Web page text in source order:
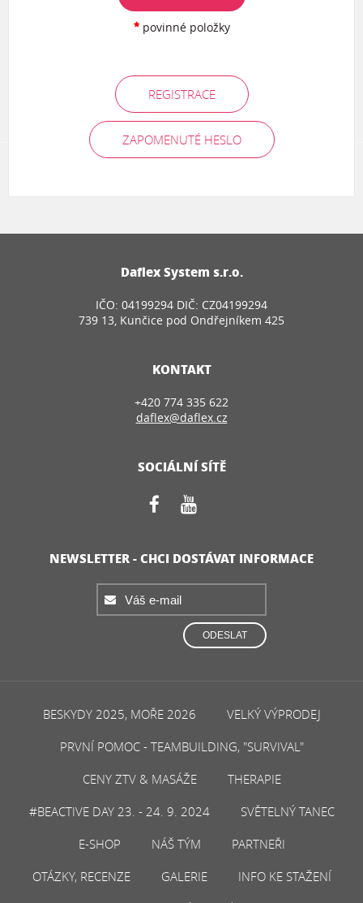
povinné položky
REGISTRACE
ZAPOMENUTÉ HESLO
Daflex System s.r.o.
IČO: 04199294 DIČ: CZ04199294
739 13, Kunčice pod Ondřejníkem 425
KONTAKT
+420 774 335 622
daflex@daflex.cz
SOCIÁLNÍ SÍTĚ
NEWSLETTER - CHCI DOSTÁVAT INFORMACE
ODESLAT
BESKYDY 2025, MOŘE 2026
VELKÝ VÝPRODEJ
PRVNÍ POMOC - TEAMBUILDING, "SURVIVAL"
CENY ZTV & MASÁŽE
THERAPIE
#BEACTIVE DAY 23. - 24. 9. 2024
SVĚTELNÝ TANEC
E-SHOP
NÁŠ TÝM
PARTNEŘI
OTÁZKY, RECENZE
GALERIE
INFO KE STAŽENÍ